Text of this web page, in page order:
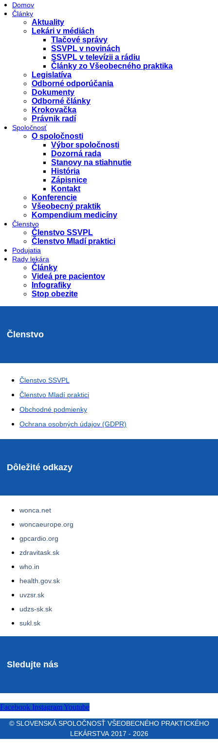
Domov
Články
Aktuality
Lekári v médiách
Tlačové správy
SSVPL v novinách
SSVPL v televízii a rádiu
Články zo Všeobecného praktika
Legislatíva
Odborné odporúčania
Dokumenty
Odborné články
Krokovačka
Právnik radí
Spoločnosť
O spoločnosti
Výbor spoločnosti
Dozorná rada
Stanovy na stiahnutie
História
Zápisnice
Kontakt
Konferencie
Všeobecný praktik
Kompendium medicíny
Členstvo
Členstvo SSVPL
Členstvo Mladí praktici
Podujatia
Rady lekára
Články
Videá pre pacientov
Infografiky
Stop obezite
Členstvo
Členstvo SSVPL
Členstvo Mladí praktici
Obchodné podmienky
Ochrana osobných údajov (GDPR)
Dôležité odkazy
wonca.net
woncaeurope.org
gpcardio.org
zdravitask.sk
who.in
health.gov.sk
uvzsr.sk
udzs-sk.sk
sukl.sk
Sledujte nás
Facebook Instagram Youtube
© SLOVENSKÁ SPOLOČNOSŤ VŠEOBECNÉHO PRAKTICKÉHO
LEKÁRSTVA 2017 - 2026